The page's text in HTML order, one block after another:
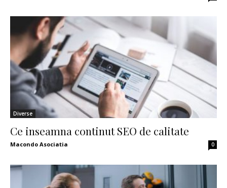
Diverse
Ce inseamna continut SEO de calitate
Macondo Asociatia 0